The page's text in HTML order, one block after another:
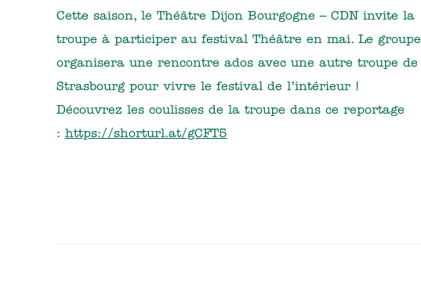
Cette saison, le Théâtre Dijon Bourgogne – CDN invite la
troupe à participer au festival Théâtre en mai. Le groupe
organisera une rencontre ados avec une autre troupe de
Strasbourg pour vivre le festival de l’intérieur !
Découvrez les coulisses de la troupe dans ce reportage
: https://shorturl.at/gCFT5